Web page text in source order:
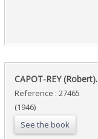
‎CAPOT-REY (Robert).‎
Reference : 27465
(1946)
See the book